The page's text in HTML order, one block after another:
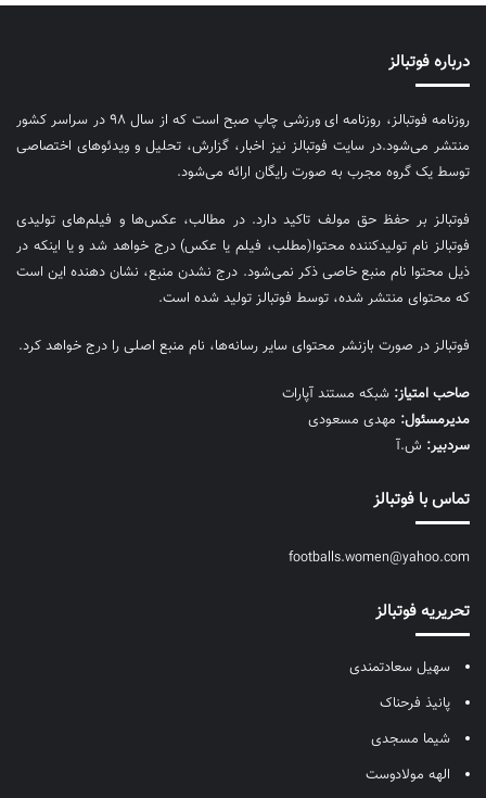
درباره فوتبالز
روزنامه فوتبالز، روزنامه ای ورزشی چاپ صبح است که از سال ۹۸ در سراسر کشور
منتشر می‌شود.در سایت فوتبالز نیز اخبار، گزارش، تحلیل و ویدئوهای اختصاصی
توسط یک گروه مجرب به صورت رایگان ارائه می‌شود.
فوتبالز بر حفظ حق مولف تاکید دارد. در مطالب، عکس‌ها و فیلم‌های تولیدی
فوتبالز نام تولیدکننده محتوا(مطلب، فیلم یا عکس) درج خواهد شد و یا اینکه در
ذیل محتوا نام منبع خاصی ذکر نمی‌‎شود. درج نشدن منبع، نشان دهنده این است
که محتوای منتشر شده، توسط فوتبالز تولید شده است.
فوتبالز در صورت بازنشر محتوای سایر رسانه‌ها، نام منبع اصلی را درج خواهد کرد.
صاحب امتیاز: شبکه مستند آپارات
مديرمسئول: مهدی مسعودی
سردبیر: ش.آ
تماس با فوتبالز
footballs.women@yahoo.com
تحریریه فوتبالز
سهیل سعادتمندی
پانیذ فرحناک
شیما مسجدی
الهه مولادوست